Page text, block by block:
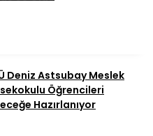
Deniz Astsubay Meslek
Öğrencileri
Hazırlanıyor